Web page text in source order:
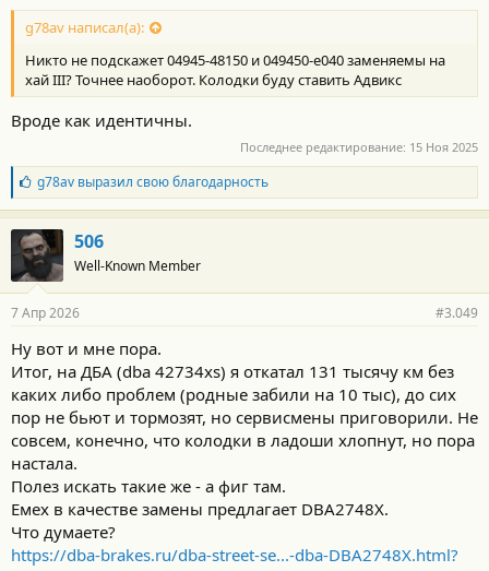
g78av написал(а):
Никто не подскажет 04945-48150 и 049450-e040 заменяемы на
хай III? Точнее наоборот. Колодки буду ставить Адвикс
Вроде как идентичны.
Последнее редактирование: 15 Ноя 2025
Б
л
а
г
о
д
а
н
с
т
и
g78avвыразил свою благодарность
506
Well-Known Member
7 Апр 2026 #3.049
Ну вот и мне пора.
Итог, на ДБА (dba 42734xs) я откатал 131 тысячу км без
каких либо проблем (родные забили на 10 тыс), до сих
пор не бьют и тормозят, но сервисмены приговорили. Не
совсем, конечно, что колодки в ладоши хлопнут, но пора
настала.
Полез искать такие же - а фиг там.
Емех в качестве замены предлагает DBA2748X.
Что думаете?
https://dba-brakes.ru/dba-street-se...-dba-DBA2748X.html?